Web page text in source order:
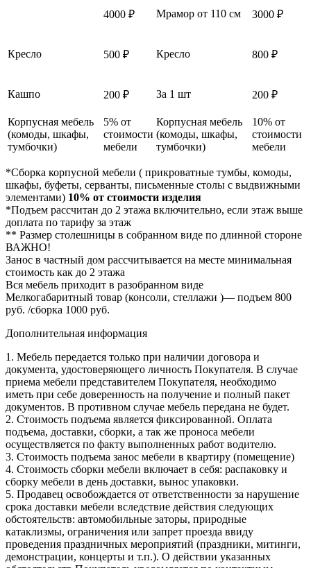
4000 ₽ Мрамор от 110 см 3000 ₽
Кресло 500 ₽ Кресло 800 ₽
Кашпо 200 ₽ За 1 шт 200 ₽
Корпусная мебель
(комоды, шкафы,
тумбочки)
5% от
стоимости
мебели
Корпусная мебель
(комоды, шкафы,
тумбочки)
10% от
стоимости
мебели
*Сборка корпусной мебели ( прикроватные тумбы, комоды,
шкафы, буфеты, серванты, письменные столы с выдвижными
элементами) 10% от стоимости изделия
*Подъем рассчитан до 2 этажа включительно, если этаж выше
доплата по тарифу за этаж
** Размер столешницы в собранном виде по длинной стороне
ВАЖНО!
Занос в частный дом рассчитывается на месте минимальная
стоимость как до 2 этажа
Вся мебель приходит в разобранном виде
Мелкогабаритный товар (консоли, стеллажи )— подъем 800
руб. /сборка 1000 руб.
Дополнительная информация
1. Мебель передается только при наличии договора и
документа, удостоверяющего личность Покупателя. В случае
приема мебели представителем Покупателя, необходимо
иметь при себе доверенность на получение и полный пакет
документов. В противном случае мебель передана не будет.
2. Стоимость подъема является фиксированной. Оплата
подъема, доставки, сборки, а так же проноса мебели
осуществляется по факту выполненных работ водителю.
3. Стоимость подъема занос мебели в квартиру (помещение)
4. Стоимость сборки мебели включает в себя: распаковку и
сборку мебели в день доставки, вынос упаковки.
5. Продавец освобождается от ответственности за нарушение
срока доставки мебели вследствие действия следующих
обстоятельств: автомобильные заторы, природные
катаклизмы, ограничения или запрет проезда ввиду
проведения праздничных мероприятий (праздники, митинги,
демонстрации, концерты и т.п.). О действии указанных